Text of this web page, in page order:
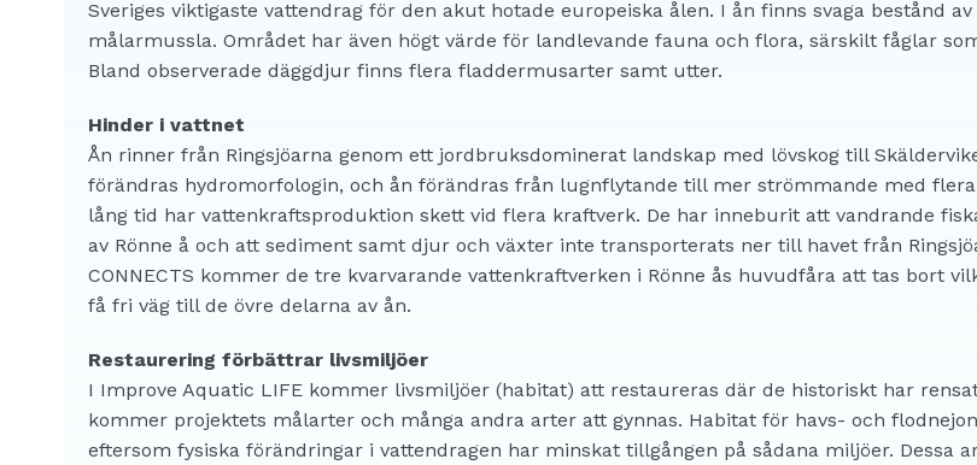
Sveriges viktigaste vattendrag för den akut hotade europeiska ålen. I ån finns svaga bestånd
målarmussla. Området har även högt värde för landlevande fauna och flora, särskilt fåglar
Bland observerade däggdjur finns flera fladdermusarter samt utter.
Hinder i vattnet
Ån rinner från Ringsjöarna genom ett jordbruksdominerat landskap med lövskog till
förändras hydromorfologin, och ån förändras från lugnflytande till mer strömmande med
lång tid har vattenkraftsproduktion skett vid flera kraftverk. De har inneburit att vandrande
av Rönne å och att sediment samt djur och växter inte transporterats ner till havet från
CONNECTS kommer de tre kvarvarande vattenkraftverken i Rönne ås huvudfåra att tas bort
få fri väg till de övre delarna av ån.
Restaurering förbättrar livsmiljöer
I Improve Aquatic LIFE kommer livsmiljöer (habitat) att restaureras där de historiskt har
kommer projektets målarter och många andra arter att gynnas. Habitat för havs- och
eftersom fysiska förändringar i vattendragen har minskat tillgången på sådana miljöer.